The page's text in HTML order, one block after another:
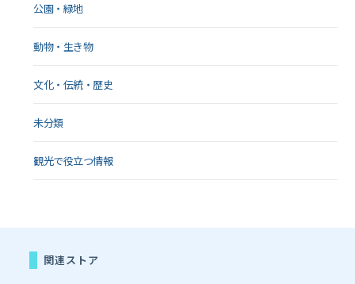
公園・緑地
動物・生き物
文化・伝統・歴史
未分類
観光で役立つ情報
関連ストア